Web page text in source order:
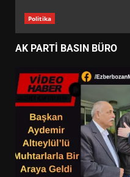
Politika
AK PARTİ BASIN BÜRO